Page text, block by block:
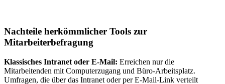
Nachteile herkömmlicher Tools zur
Mitarbeiterbefragung
Klassisches Intranet oder E-Mail: Erreichen nur die
Mitarbeitenden mit Computerzugang und Büro-Arbeitsplatz.
Umfragen, die über das Intranet oder per E-Mail-Link verteilt